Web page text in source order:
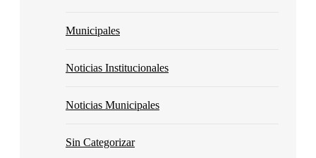
Municipales
Noticias Institucionales
Noticias Municipales
Sin Categorizar